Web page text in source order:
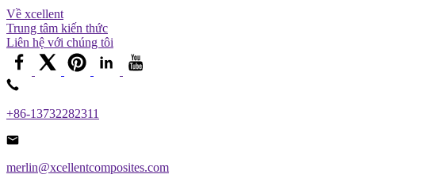
Về xcellent
Trung tâm kiến ​​thức
Liên hệ với chúng tôi
+86-13732282311
merlin@xcellentcomposites.com